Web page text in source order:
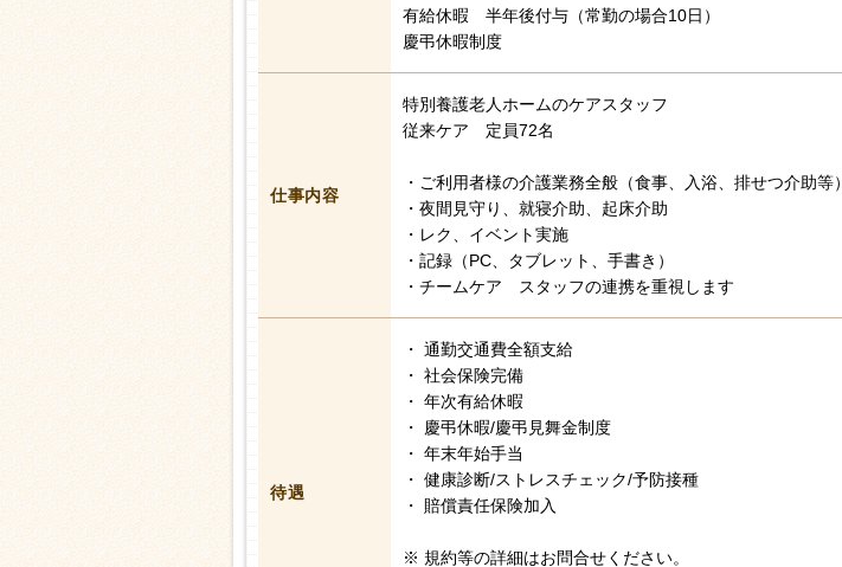
有給休暇 半年後付与（常勤の場合10日）
慶弔休暇制度
仕事内容
特別養護老人ホームのケアスタッフ
従来ケア 定員72名
・ご利用者様の介護業務全般（食事、入浴、排せつ介助等）
・夜間見守り、就寝介助、起床介助
・レク、イベント実施
・記録（PC、タブレット、手書き）
・チームケア スタッフの連携を重視します
待遇
・ 通勤交通費全額支給
・ 社会保険完備
・ 年次有給休暇
・ 慶弔休暇/慶弔見舞金制度
・ 年末年始手当
・ 健康診断/ストレスチェック/予防接種
・ 賠償責任保険加入
※ 規約等の詳細はお問合せください。